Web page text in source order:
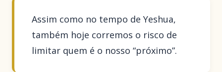
Assim como no tempo de Yeshua,
também hoje corremos o risco de
limitar quem é o nosso “próximo”.